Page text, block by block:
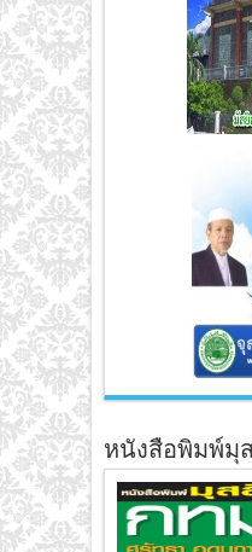
หนังสือพิมพ์มุ